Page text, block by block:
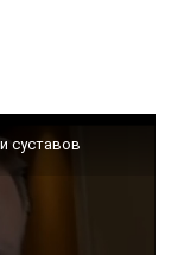
суставов